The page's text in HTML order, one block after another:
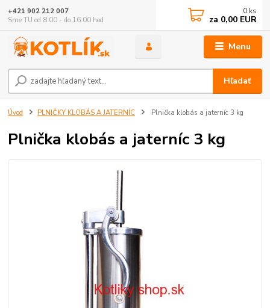
Menu
Hľadať
+421 902 212 007
Sme TU od 8:00 - do 16:00 hod
0 ks
za 0,00 EUR
Úvod PLNIČKY KLOBÁS A JATERNÍC Plnička klobás a jaterníc 3 kg
Plnička klobás a jaterníc 3 kg